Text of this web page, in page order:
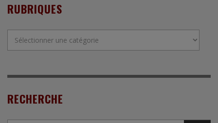
RUBRIQUES
RECHERCHE